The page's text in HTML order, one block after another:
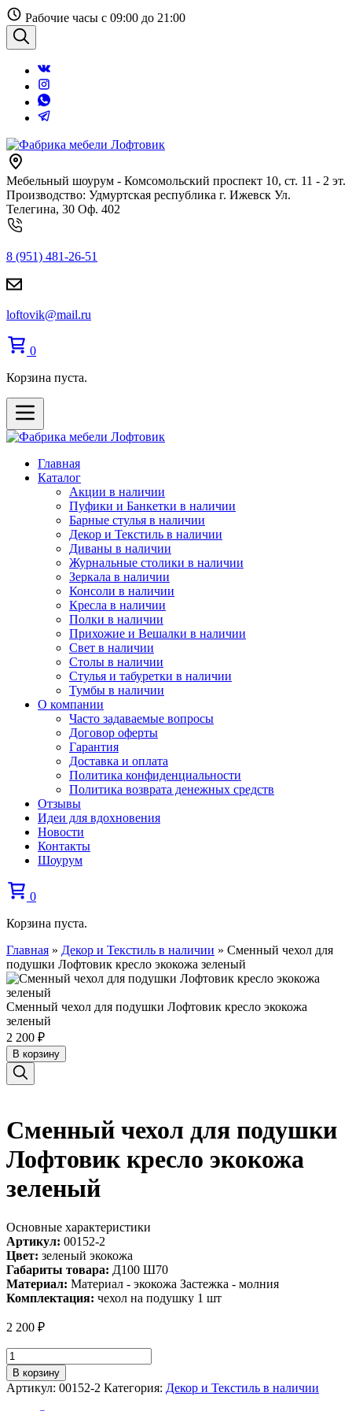
Перейти
к
содержанию
Рабочие часы с 09:00 до 21:00
Поиск
Мебельный шоурум - Комсомольский проспект 10, ст. 11 - 2 эт.
Производство: Удмуртская республика г. Ижевск Ул.
Телегина, 30 Оф. 402
8 (951) 481-26-51
loftovik@mail.ru
0
Корзина пуста.
Главная
Каталог
Акции в наличии
Пуфики и Банкетки в наличии
Барные стулья в наличии
Декор и Текстиль в наличии
Диваны в наличии
Журнальные столики в наличии
Зеркала в наличии
Консоли в наличии
Кресла в наличии
Полки в наличии
Прихожие и Вешалки в наличии
Свет в наличии
Столы в наличии
Стулья и табуретки в наличии
Тумбы в наличии
О компании
Часто задаваемые вопросы
Договор оферты
Гарантия
Доставка и оплата
Политика конфиденциальности
Политика возврата денежных средств
Отзывы
Идеи для вдохновения
Новости
Контакты
Шоурум
0
Корзина пуста.
Главная » Декор и Текстиль в наличии » Сменный чехол для
подушки Лофтовик кресло экокожа зеленый
Сменный чехол для подушки Лофтовик кресло экокожа
зеленый
2 200 ₽
В корзину
Сменный чехол для подушки
Лофтовик кресло экокожа
зеленый
Основные характеристики
Артикул: 00152-2
Цвет: зеленый экокожа
Габариты товара: Д100 Ш70
Материал: Материал - экокожа Застежка - молния
Комплектация: чехол на подушку 1 шт
2 200 ₽
Количество
товара
Сменный
чехол
В корзину
Артикул: 00152-2 Категория: Декор и Текстиль в наличии